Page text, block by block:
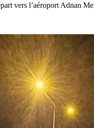
vers l’aéroport Adnan